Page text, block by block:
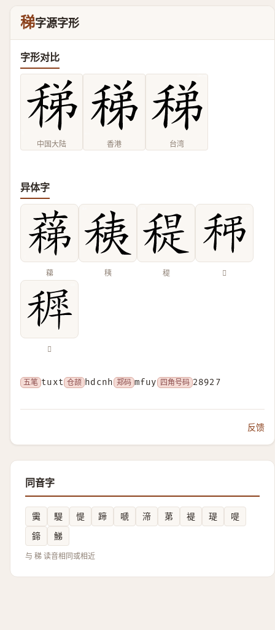
稊字源字形
字形对比
中国大陆 香港 台湾
异体字
蕛 䄺 䅠 𥝼
𥡖
五笔 tuxt 仓颉 hdcnh 郑码 mfuy 四角号码 28927
反馈
同音字
䨑 騠 惿 蹄 嗁 渧 苐 褆 瑅
㖷
鍗
鮷
与 稊 读音相同或相近